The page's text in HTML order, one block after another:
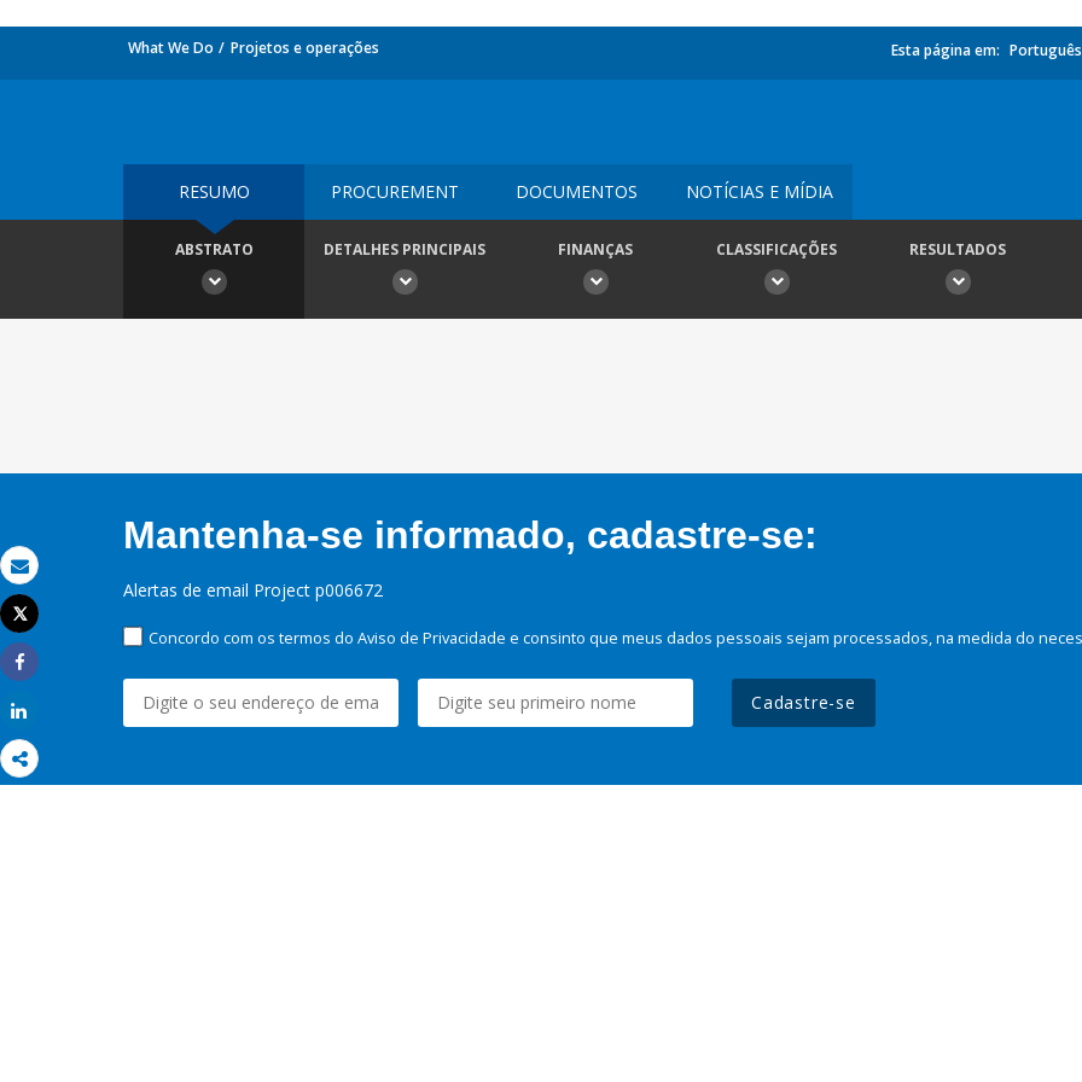
Email
Imprimir
Tweet
Share
What We Do Projetos e operações Esta página em: Português
RESUMO PROCUREMENT DOCUMENTOS NOTÍCIAS E MÍDIA
ABSTRATO DETALHES PRINCIPAIS FINANÇAS CLASSIFICAÇÕES RESULTADOS
Mantenha-se informado, cadastre-se:
Alertas de email Project p006672
Concordo com os termos do Aviso de Privacidade e consinto que meus dados pessoais sejam processados, na medida do
Cadastre-se